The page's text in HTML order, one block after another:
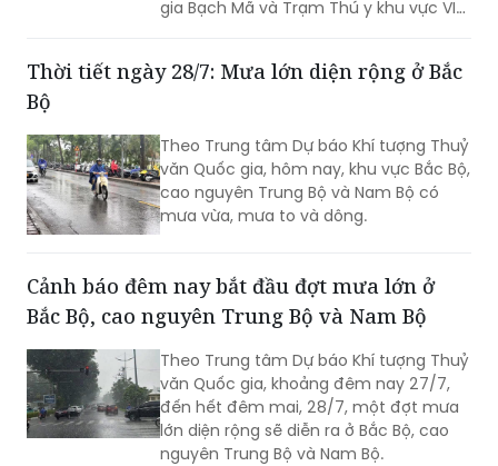
gia Bạch Mã và Trạm Thú y khu vực VI
Thời tiết ngày 28/7: Mưa lớn diện rộng ở Bắc
Bộ
Theo Trung tâm Dự báo Khí tượng Thuỷ
văn Quốc gia, hôm nay, khu vực Bắc Bộ,
cao nguyên Trung Bộ và Nam Bộ có
mưa vừa, mưa to và dông.
Cảnh báo đêm nay bắt đầu đợt mưa lớn ở
Bắc Bộ, cao nguyên Trung Bộ và Nam Bộ
Theo Trung tâm Dự báo Khí tượng Thuỷ
văn Quốc gia, khoảng đêm nay 27/7,
đến hết đêm mai, 28/7, một đợt mưa
lớn diện rộng sẽ diễn ra ở Bắc Bộ, cao
nguyên Trung Bộ và Nam Bộ.